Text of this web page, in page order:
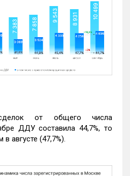
от общего числа
ДДУ составила 44,7%, то
августе (47,7%).